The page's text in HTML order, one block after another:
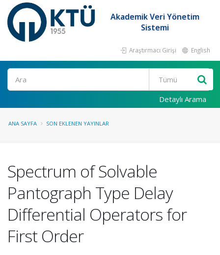
Akademik Veri Yönetim
Sistemi
Araştırmacı Girişi English
Ara
Detaylı Arama
ANA SAYFA SON EKLENEN YAYINLAR
Spectrum of Solvable
Pantograph Type Delay
Differential Operators for
First Order